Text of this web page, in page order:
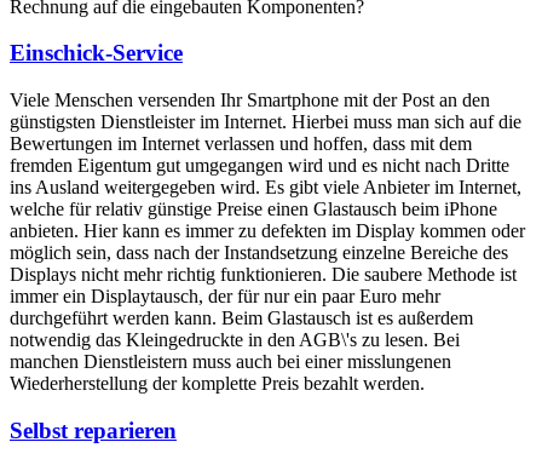
Rechnung auf die eingebauten Komponenten?
Einschick-Service
Viele Menschen versenden Ihr Smartphone mit der Post an den
günstigsten Dienstleister im Internet. Hierbei muss man sich auf die
Bewertungen im Internet verlassen und hoffen, dass mit dem
fremden Eigentum gut umgegangen wird und es nicht nach Dritte
ins Ausland weitergegeben wird. Es gibt viele Anbieter im Internet,
welche für relativ günstige Preise einen Glastausch beim iPhone
anbieten. Hier kann es immer zu defekten im Display kommen oder
möglich sein, dass nach der Instandsetzung einzelne Bereiche des
Displays nicht mehr richtig funktionieren. Die saubere Methode ist
immer ein Displaytausch, der für nur ein paar Euro mehr
durchgeführt werden kann. Beim Glastausch ist es außerdem
notwendig das Kleingedruckte in den AGB\'s zu lesen. Bei
manchen Dienstleistern muss auch bei einer misslungenen
Wiederherstellung der komplette Preis bezahlt werden.
Selbst reparieren